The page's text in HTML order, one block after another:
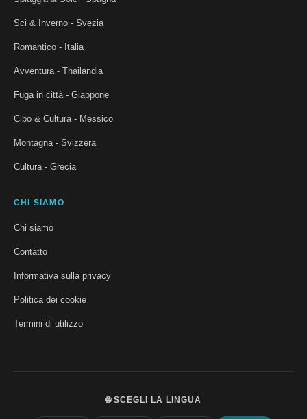
Sci & Inverno - Svezia
Romantico - Italia
Avventura - Thailandia
Fuga in città - Giappone
Cibo & Cultura - Messico
Montagna - Svizzera
Cultura - Grecia
CHI SIAMO
Chi siamo
Contatto
Informativa sulla privacy
Politica dei cookie
Termini di utilizzo
🌐 SCEGLI LA LINGUA